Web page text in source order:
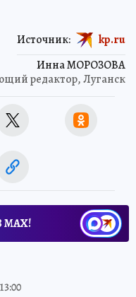
Инна МОРОЗОВА
редактор, Луганск
Источник: kp.ru
МАХ!